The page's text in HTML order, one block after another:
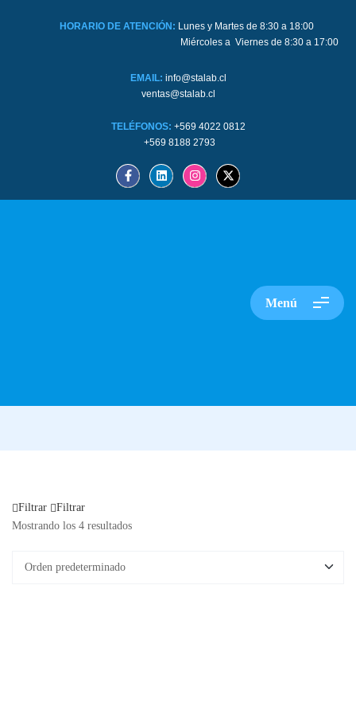
HORARIO DE ATENCIÓN: Lunes y Martes de 8:30 a 18:00
Miércoles a Viernes de 8:30 a 17:00
EMAIL: info@stalab.cl
ventas@stalab.cl
TELÉFONOS:+569 4022 0812
+569 8188 2793
Menú
Filtrar
Filtrar
Mostrando los 4 resultados